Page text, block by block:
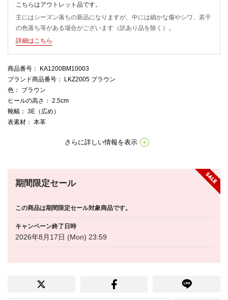
こちらはアウトレット品です。
主にはシーズン落ちの新品になりますが、中には細かな傷やシワ、若干
の色落ち等がある場合がございます（訳あり品を除く）。
詳細はこちら
商品番号 ： KA1200BM10003
ブランド商品番号 ： LKZ2005 ブラウン
色 ： ブラウン
ヒールの高さ ： 2.5cm
靴幅 ： 3E（広め）
表素材 ： 本革
さらに詳しい情報を表示
期間限定セール
この商品は期間限定セール対象商品です。
キャンペーン終了日時
2026年8月17日 (Mon) 23:59